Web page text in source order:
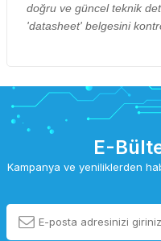
doğru ve güncel teknik
'datasheet' belgesini
E-
Kampanya ve yeniliklerden